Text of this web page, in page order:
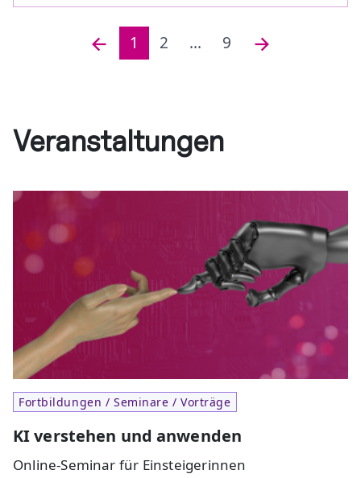
1 2 ... 9
Veranstaltungen
Fortbildungen / Seminare / Vorträge
KI verstehen und anwenden
Online-Seminar für Einsteigerinnen